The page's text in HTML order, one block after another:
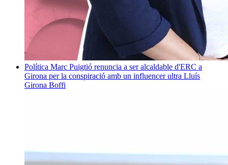
Política Marc Puigtió renuncia a ser alcaldable d'ERC a
Girona per la conspiració amb un influencer ultra Lluís
Girona Boffi